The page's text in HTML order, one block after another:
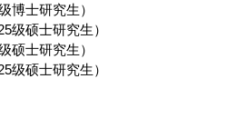
博士研究生）
级硕士研究生）
硕士研究生）
级硕士研究生）